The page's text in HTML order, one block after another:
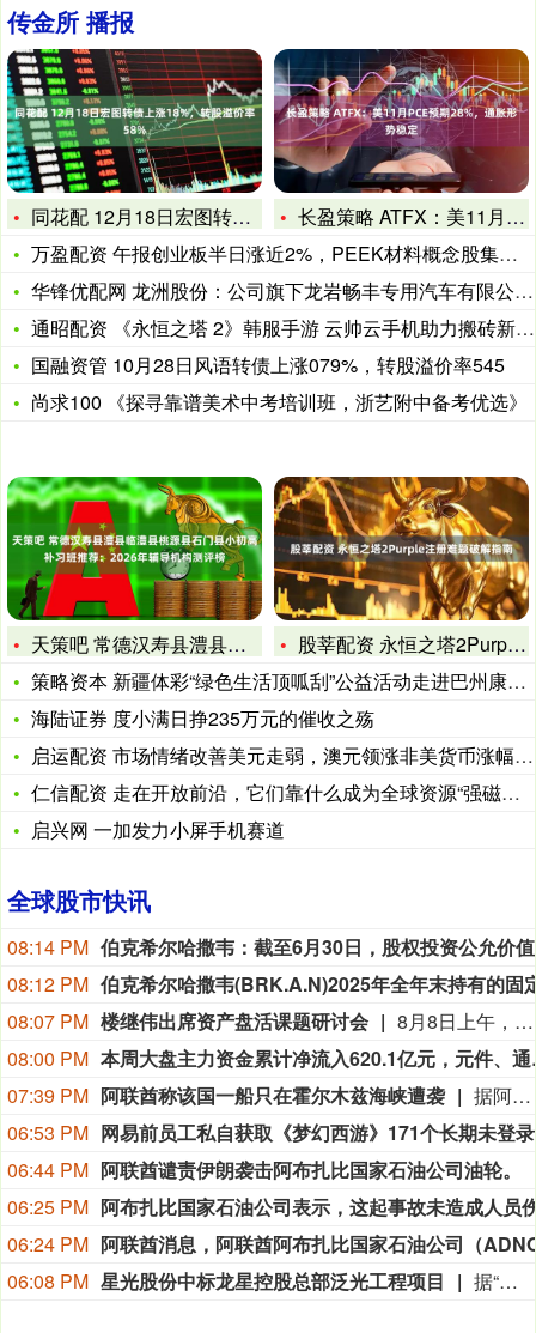
传金所 播报
同花配 12月18日宏图转债上涨18%，转股溢价率58%
长盈策略 ATFX：美11月PCE预期28%，通胀形势稳定
万盈配资 午报创业板半日涨近2%，PEEK材料概念股集体走强
华锋优配网 龙洲股份：公司旗下龙岩畅丰专用汽车有限公司生产的
通昭配资 《永恒之塔 2》韩服手游 云帅云手机助力搬砖新契机
国融资管 10月28日风语转债上涨079%，转股溢价率545
尚求100 《探寻靠谱美术中考培训班，浙艺附中备考优选》
天策吧 常德汉寿县澧县临澧县桃源县石门县小初高补习班推荐：2
股莘配资 永恒之塔2Purple注册难题破解指南
策略资本 新疆体彩“绿色生活顶呱刮”公益活动走进巴州康乐社区
海陆证券 度小满日挣235万元的催收之殇
启运配资 市场情绪改善美元走弱，澳元领涨非美货币涨幅达201
仁信配资 走在开放前沿，它们靠什么成为全球资源“强磁场”？
启兴网 一加发力小屏手机赛道
全球股市快讯
08:14 PM
08:12 PM
08:07 PM 楼继伟出席资产盘活课题研讨会
8月8日上午，全球财富管理论坛在京召开“地方国有存量资产盘活进展、难点与策略”课题研讨会，楼继伟出席会议并做总结发言。楼继伟在发言中表示，盘活国有资产既是近期的当务之急，也是一项长期性的战略任务。当前我国GDP平减指数阶段性承压走低，财政维持紧平衡格局的压力持续攀升；我国税收结构以间接税为主体，税收收入增速显著弱于名义GDP增速，财政内生增收动能受限。叠加土地财政收入大幅收缩，地方隐性债务化解、长期限国债常态化发行带来的利息支出刚性上涨，收支两端压力持续凸显。综合多重现实约束来看，国有存量资产盘活并非短期应急手段，而是一项需要常态化、长效化推进的重点工作。（全球财富管理论坛）
08:00 PM
本周大盘主力
07:39 PM 阿联酋称该国一船只在霍尔木兹海峡遭袭
据阿联酋通讯社8月8日报道，阿布扎比国家石油公司证实，该公司一艘船只当天凌晨在通过霍尔木兹海峡时遭导弹袭击。阿布扎比国家石油公司说，袭击未造成人员受伤，目前局面可控。该公司并未提供遭袭船只具体类型、导弹来源以及船只受损情况等更多细节。（新华社）
06:53 PM
06:44 PM 阿联酋谴责伊朗袭击阿布扎比国家石油公司油轮。
06:25 PM
06:24 PM
06:08 PM 星光股份中标龙星控股总部泛光工程项目 据“星光股份”公众号消息，近日，星光股份成功中标龙星控股总部泛光工程项目。
鼎
西
子
追
野
兔
外
进
入
座
破
不
華
證
券
村